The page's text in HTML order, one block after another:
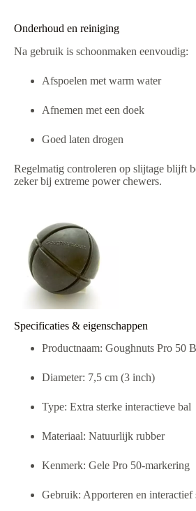
Onderhoud en reiniging
Na gebruik is schoonmaken eenvoudig:
Afspoelen met warm water
Afnemen met een doek
Goed laten drogen
Regelmatig controleren op slijtage blijft
zeker bij extreme power chewers.
Specificaties & eigenschappen
Productnaam: Goughnuts Pro 50
Diameter: 7,5 cm (3 inch)
Type: Extra sterke interactieve bal
Materiaal: Natuurlijk rubber
Kenmerk: Gele Pro 50-markering
Gebruik: Apporteren en interactief